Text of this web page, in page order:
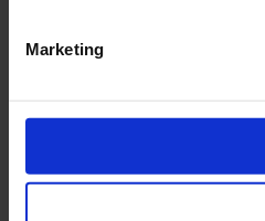
Marketing